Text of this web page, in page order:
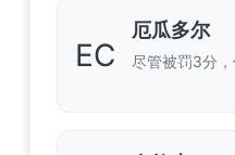
EC
厄瓜多尔
尽管被罚3分